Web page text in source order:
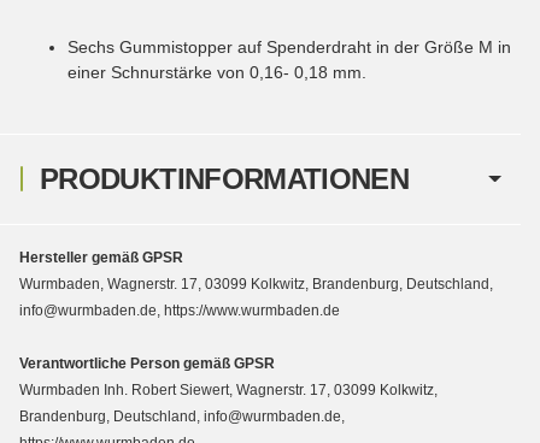
PRODUKTINFORMATIONEN
Sechs Gummistopper auf Spenderdraht in der Größe M in
einer Schnurstärke von 0,16- 0,18 mm.
Hersteller gemäß GPSR
Wurmbaden, Wagnerstr. 17, 03099 Kolkwitz, Brandenburg, Deutschland,
info@wurmbaden.de, https://www.wurmbaden.de
Verantwortliche Person gemäß GPSR
Wurmbaden Inh. Robert Siewert, Wagnerstr. 17, 03099 Kolkwitz,
Brandenburg, Deutschland, info@wurmbaden.de,